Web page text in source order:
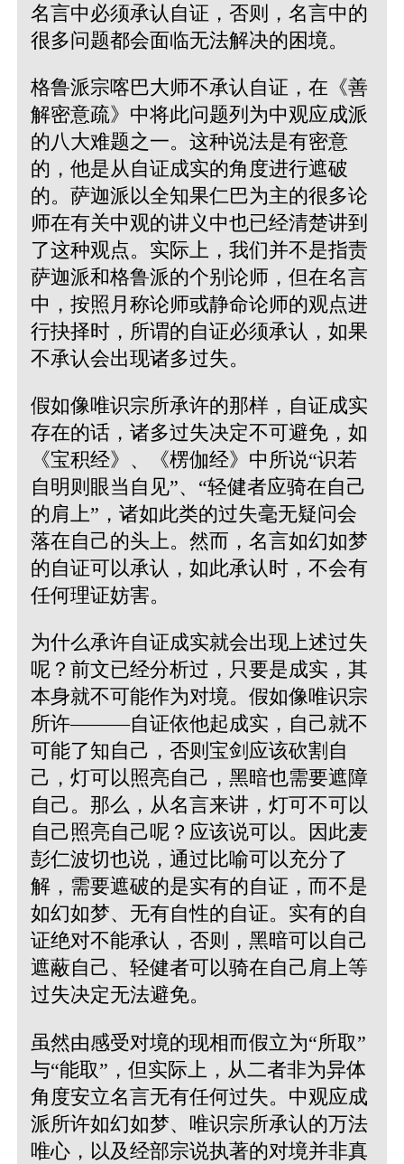
名言中必须承认自证，否则，名言中的
很多问题都会面临无法解决的困境。
格鲁派宗喀巴大师不承认自证，在《善
解密意疏》中将此问题列为中观应成派
的八大难题之一。这种说法是有密意
的，他是从自证成实的角度进行遮破
的。萨迦派以全知果仁巴为主的很多论
师在有关中观的讲义中也已经清楚讲到
了这种观点。实际上，我们并不是指责
萨迦派和格鲁派的个别论师，但在名言
中，按照月称论师或静命论师的观点进
行抉择时，所谓的自证必须承认，如果
不承认会出现诸多过失。
假如像唯识宗所承许的那样，自证成实
存在的话，诸多过失决定不可避免，如
《宝积经》、《楞伽经》中所说“识若
自明则眼当自见”、 “轻健者应骑在自己
的肩上” ，诸如此类的过失毫无疑问会
落在自己的头上。然而，名言如幻如梦
的自证可以承认，如此承认时，不会有
任何理证妨害。
为什么承许自证成实就会出现上述过失
呢？前文已经分析过，只要是成实，其
本身就不可能作为对境。假如像唯识宗
所许———自证依他起成实，自己就不
可能了知自己，否则宝剑应该砍割自
己，灯可以照亮自己，黑暗也需要遮障
自己。那么，从名言来讲，灯可不可以
自己照亮自己呢？应该说可以。因此麦
彭仁波切也说，通过比喻可以充分了
解，需要遮破的是实有的自证，而不是
如幻如梦、无有自性的自证。实有的自
证绝对不能承认，否则，黑暗可以自己
遮蔽自己、轻健者可以骑在自己肩上等
过失决定无法避免。
虽然由感受对境的现相而假立为“所取”
与“能取”，但实际上，从二者非为异体
角度安立名言无有任何过失。中观应成
派所许如幻如梦、唯识宗所承认的万法
唯心，以及经部宗说执著的对境并非真